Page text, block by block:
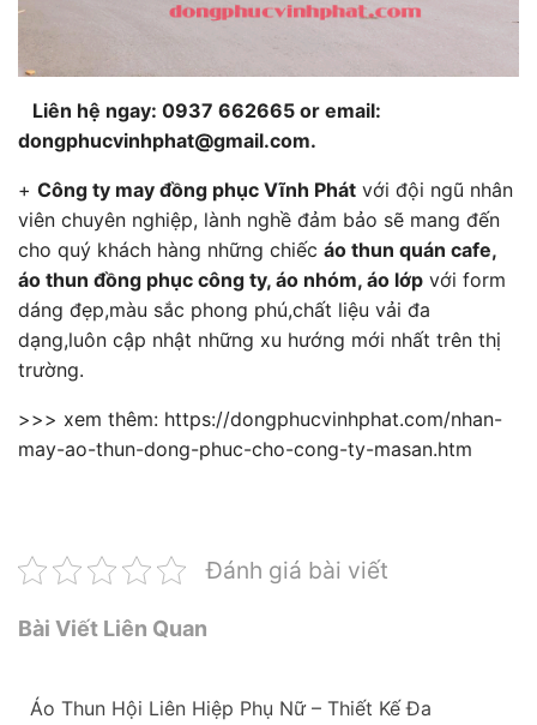
Liên hệ ngay: 0937 662665 or email:
dongphucvinhphat@gmail.com.
+ Công ty may đồng phục Vĩnh Phát với đội ngũ nhân
viên chuyên nghiệp, lành nghề đảm bảo sẽ mang đến
cho quý khách hàng những chiếc áo thun quán cafe,
áo thun đồng phục công ty, áo nhóm, áo lớp với form
dáng đẹp,màu sắc phong phú,chất liệu vải đa
dạng,luôn cập nhật những xu hướng mới nhất trên thị
trường.
>>> xem thêm: https://dongphucvinhphat.com/nhan-
may-ao-thun-dong-phuc-cho-cong-ty-masan.htm
Đánh giá bài viết
Bài Viết Liên Quan
Áo Thun Hội Liên Hiệp Phụ Nữ – Thiết Kế Đa